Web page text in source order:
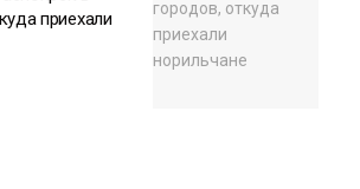
приехали